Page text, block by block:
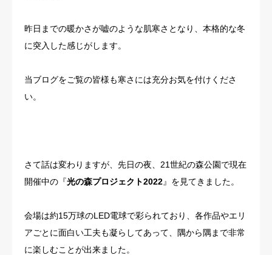
昨日までの暖かさが嘘のような肌寒さとなり、本格的な冬
に突入した感じがします。
当ブログをご覧の皆様も寒さには充分お気を付けくださ
い。
さて話は変わりますが、先日の夜、21世紀の森公園で現在
開催中の『光の森プロジェクト2022』を見てきました。
会場は約15万球のLED電球で彩られており、各作品やエリ
アごとに面白い工夫も凝らしてあって、隅から隅まで非常
に楽しむことが出来ました。